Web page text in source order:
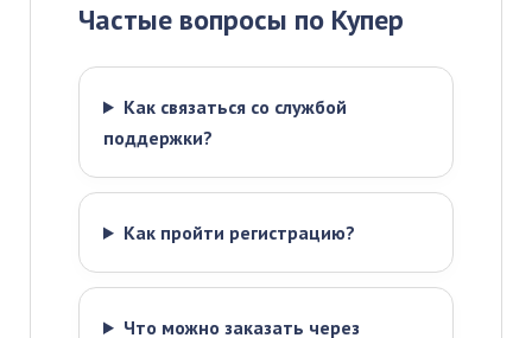
Частые вопросы по Купер
Как связаться со службой
поддержки?
Как пройти регистрацию?
Что можно заказать через